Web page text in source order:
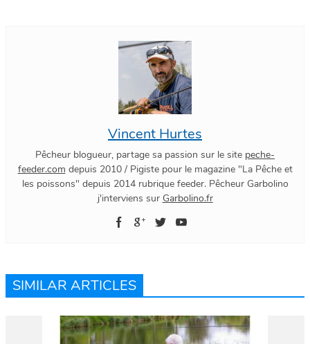
Vincent Hurtes
Pêcheur blogueur, partage sa passion sur le site peche-
feeder.com depuis 2010 / Pigiste pour le magazine "La Pêche et
les poissons" depuis 2014 rubrique feeder. Pêcheur Garbolino
j'interviens sur Garbolino.fr
SIMILAR ARTICLES